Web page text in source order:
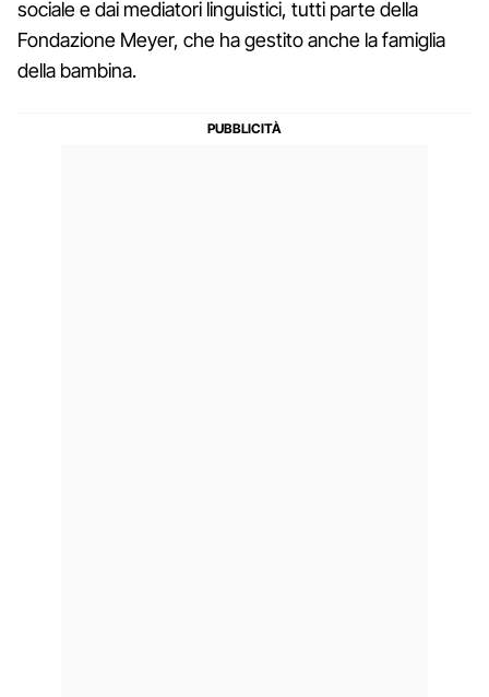
sociale e dai mediatori linguistici, tutti parte della
Fondazione Meyer, che ha gestito anche la famiglia
della bambina.